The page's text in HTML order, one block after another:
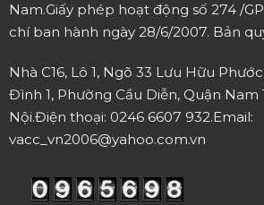
Nam.Giấy phép hoạt động số 274 /
chí ban hành ngày 28/6/2007. Bản
Nhà C16, Lô 1, Ngõ 33 Lưu Hữu
Đình 1, Phường Cầu Diễn, Quận Nam
Nội.Điện thoại: 0246 6607 932.Email:
vacc_vn2006@yahoo.com.vn